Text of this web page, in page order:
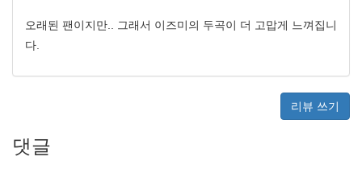
오래된 팬이지만.. 그래서 이즈미의 두곡이 더 고맙게 느껴집니
다.
리뷰 쓰기
댓글